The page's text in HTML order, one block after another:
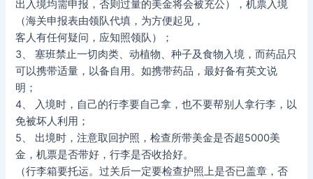
出入境均需申报，否则过量的美金将会被充公），机票入境
（海关申报表由领队代填，为方便起见，
客人有任何疑问，应知照领队）；
3、 塞班禁止一切肉类、动植物、种子及食物入境，而药品只
可以携带适量，以备自用。如携带药品，最好备有英文说
明；
4、 入境时，自己的行李要自己拿，也不要帮别人拿行李，以
免被坏人利用；
5、 出境时，注意取回护照，检查所带美金是否超5000美
金，机票是否带好，行李是否收拾好。
（行李箱要托运。过关后一定要检查护照上是否已盖章，否